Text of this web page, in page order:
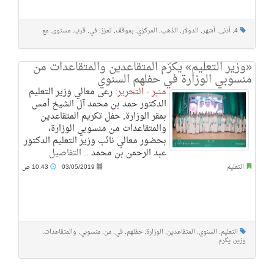
4
, أدنى, أشهر, الدولار, الذهب, المركزي, بموقف, تعزز, في, قرب, مستوى, مع
«وزير التعليم» يكرّم المتقاعدين والمتقاعدات من
منسوبي الوزارة في حفلهم السنوي
منبر - التحرير:رعى معالي وزير التعليم
الدكتور حمد بن محمد آل الشيخ أمس
بمقر الوزارة, حفل تكريم المتقاعدين
والمتقاعدات من منسوبي الوزارة،
بحضور معالي نائب وزير التعليم الدكتور
عبد الرحمن بن محمد .. التفاصيل
التعليم 03/05/2019
التعليم, السنوي, المتقاعدين, الوزارة, حفلهم, في, من, منسوبي, والمتقاعدات,
وزير, يكرم